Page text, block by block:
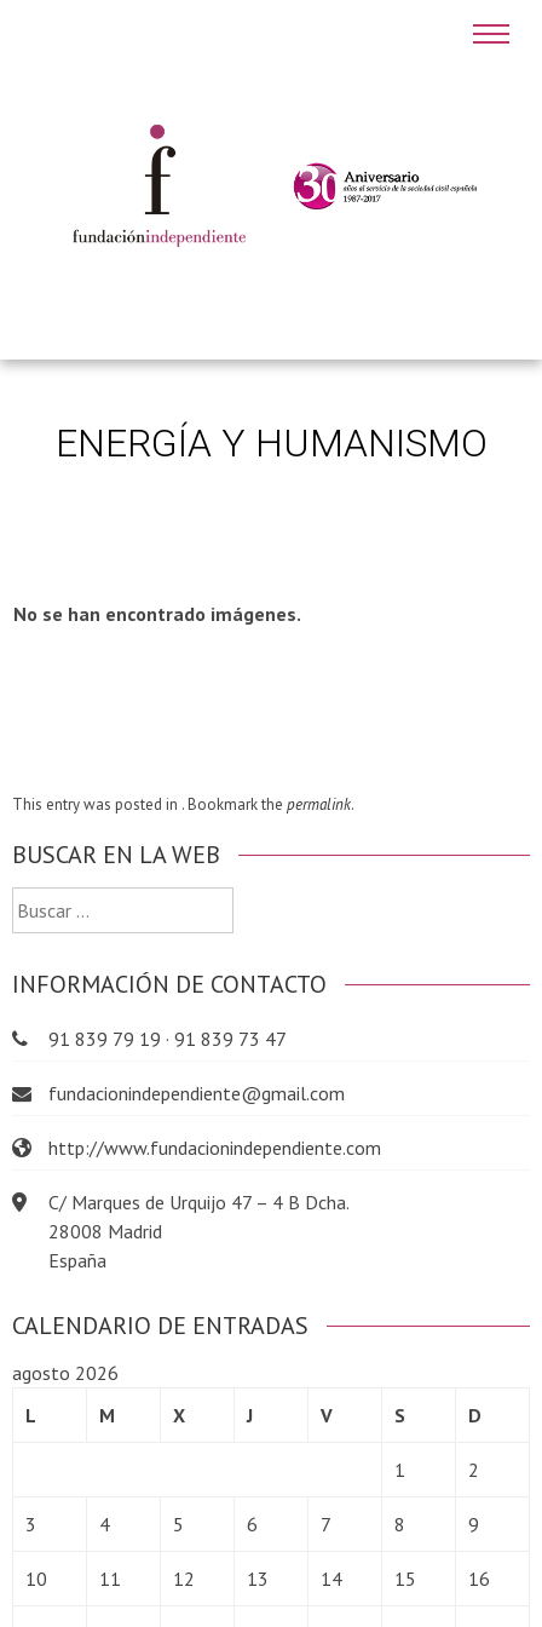
ENERGÍA Y HUMANISMO
No se han encontrado imágenes.
This entry was posted in . Bookmark the permalink.
BUSCAR EN LA WEB
Buscar:
INFORMACIÓN DE CONTACTO
91 839 79 19 · 91 839 73 47
fundacionindependiente@gmail.com
http://www.fundacionindependiente.com
C/ Marques de Urquijo 47 – 4 B Dcha.
28008 Madrid
España
CALENDARIO DE ENTRADAS
agosto 2026
L
M X J V S D
1 2
3 4 5 6 7 8 9
10 11 12 13 14 15 16